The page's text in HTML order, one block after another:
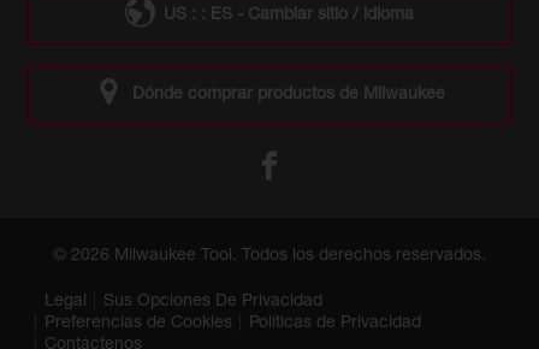
US : : ES - Cambiar sitio / idioma
Dónde comprar productos de Milwaukee
© 2026 Milwaukee Tool. Todos los derechos reservados.
Legal
Sus Opciones De Privacidad
Preferencias de Cookies
Políticas de Privacidad
Contáctenos